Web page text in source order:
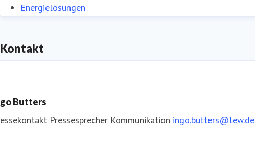
Energielösungen
Kontakt
Butters
Pressesprecher Kommunikation ingo.butters@lew.de